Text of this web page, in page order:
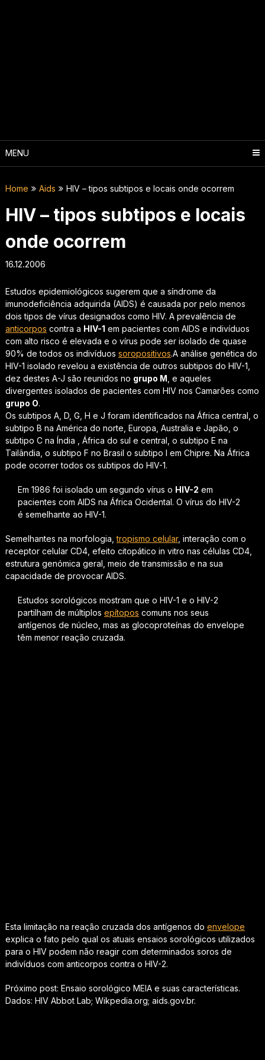
MENU
Home Aids HIV – tipos subtipos e locais onde ocorrem
HIV – tipos subtipos e locais
onde ocorrem
16.12.2006
Estudos epidemiológicos sugerem que a síndrome da
imunodeficiência adquirida (AIDS) é causada por pelo menos
dois tipos de vírus designados como HIV. A prevalência de
anticorpos contra a HIV-1 em pacientes com AIDS e indivíduos
com alto risco é elevada e o vírus pode ser isolado de quase
90% de todos os indivíduos soropositivos.A análise genética do
HIV-1 isolado revelou a existência de outros subtipos do HIV-1,
dez destes A-J são reunidos no grupo M , e aqueles
divergentes isolados de pacientes com HIV nos Camarões como
grupo O.
Os subtipos A, D, G, H e J foram identificados na África central, o
subtipo B na América do norte, Europa, Australia e Japão, o
subtipo C na Índia , África do sul e central, o subtipo E na
Tailândia, o subtipo F no Brasil o subtipo I em Chipre. Na África
pode ocorrer todos os subtipos do HIV-1.
Em 1986 foi isolado um segundo vírus o HIV-2 em
pacientes com AIDS na África Ocidental. O vírus do HIV-2
é semelhante ao HIV-1.
Semelhantes na morfologia,tropismo celular, interação com o
receptor celular CD4, efeito citopático in vitro nas células CD4,
estrutura genómica geral, meio de transmissão e na sua
capacidade de provocar AIDS.
Estudos sorológicos mostram que o HIV-1 e o HIV-2
partilham de múltiplos epítopos comuns nos seus
antígenos de núcleo, mas as glocoproteínas do envelope
têm menor reação cruzada.
Esta limitação na reação cruzada dos antígenos do envelope
explica o fato pelo qual os atuais ensaios sorológicos utilizados
para o HIV podem não reagir com determinados soros de
indivíduos com anticorpos contra o HIV-2.
Próximo post: Ensaio sorológico MEIA e suas características.
Dados: HIV Abbot Lab; Wikpedia.org; aids.gov.br.